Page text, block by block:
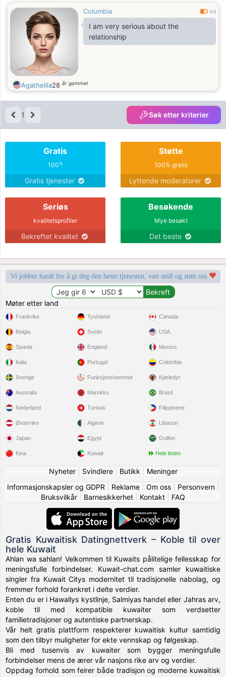
music's dot com.
Columbia 0.3
I am very serious about the
relationship
Agathelila28 år gammel
1 Søk etter kriterier
Gratis
100%
Gratis tjenester
Støtte
100% gratis
Lyttende moderatorer
Seriøs
kvalitetsprofiler
Bekreftet kvalitet
Besøkende
Mye besøkt
Det beste
Vi jobber hardt for å gi deg den beste tjenesten, vær snill og støtt oss
Møter etter land
Frankrike
Belgia
Spania
Italia
Sverige
Tyskland
Sveits
England
Portugal
Funksjonshemmet
Canada
USA
Mexico
Colombia
Kjæledyr
Australia
Nederland
Østerrike
Japan
Kina
Marokko
Tunisia
Algerie
Egypt
Kuwait
Brasil
Filippinene
Libanon
Gulfen
Hele listen
Nyheter| Svindlere| Butikk
Meninger
Informasjonskapsler og GDPR
Reklame| Om oss| Personvern|
Bruksvilkår
Barnesikkerhet Kontakt FAQ
Gratis Kuwaitisk Datingnettverk – Koble til over
hele Kuwait
Ahlan wa sahlan! Velkommen til Kuwaits pålitelige fellesskap for
meningsfulle forbindelser. Kuwait-chat.com samler kuwaitiske
singler fra Kuwait Citys modernitet til tradisjonelle nabolag, og
fremmer forhold forankret i delte verdier.
Enten du er i Hawallys kystlinje, Salmiyas handel eller Jahras arv,
koble til med kompatible kuwaiter som verdsetter
familietradisjoner og autentiske partnerskap.
Vår helt gratis plattform respekterer kuwaitisk kultur samtidig
som den tilbyr muligheter for ekte vennskap og følgeskap.
Bli med tusenvis av kuwaiter som bygger meningsfulle
forbindelser mens de ærer vår nasjons rike arv og verdier.
Oppdag forhold som feirer både tradisjon og moderne kuwaitisk